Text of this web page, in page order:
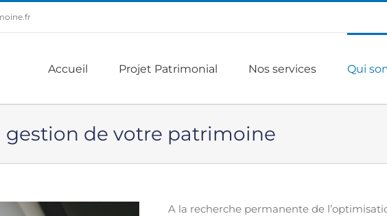
Accueil Projet Patrimonial Nos services Qui
gestion de votre patrimoine
A la recherche permanente de